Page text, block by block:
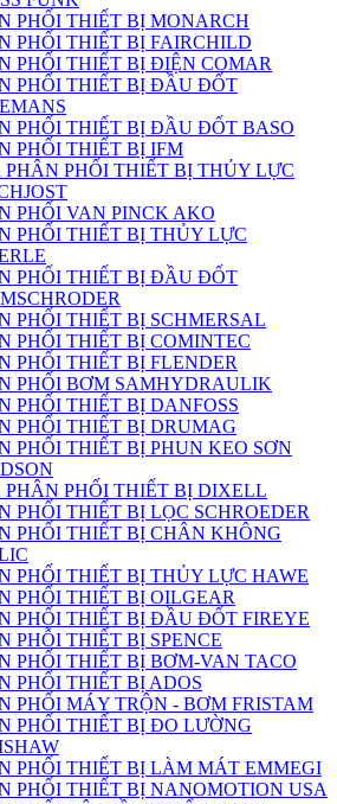
PHỐI THIẾT BỊ MONARCH
PHỐI THIẾT BỊ FAIRCHILD
PHỐI THIẾT BỊ ĐIỆN COMAR
PHỐI THIẾT BỊ ĐẦU ĐỐT
PHỐI THIẾT BỊ ĐẦU ĐỐT BASO
PHỐI THIẾT BỊ IFM
PHÂN PHỐI THIẾT BỊ THỦY LỰC
PHỐI VAN PINCK AKO
PHỐI THIẾT BỊ THỦY LỰC
PHỐI THIẾT BỊ ĐẦU ĐỐT
PHỐI THIẾT BỊ SCHMERSAL
PHỐI THIẾT BỊ COMINTEC
PHỐI THIẾT BỊ FLENDER
PHỐI BƠM SAMHYDRAULIK
PHỐI THIẾT BỊ DANFOSS
PHỐI THIẾT BỊ DRUMAG
PHỐI THIẾT BỊ PHUN KEO SƠN
PHÂN PHỐI THIẾT BỊ DIXELL
PHỐI THIẾT BỊ LỌC SCHROEDER
PHỐI THIẾT BỊ CHÂN KHÔNG
PHỐI THIẾT BỊ THỦY LỰC HAWE
PHỐI THIẾT BỊ OILGEAR
PHỐI THIẾT BỊ ĐẦU ĐỐT FIREYE
PHỖI THIẾT BỊ SPENCE
PHỐI THIẾT BỊ BƠM-VAN TACO
PHỐI THIẾT BỊ ADOS
PHỐI MÁY TRỘN - BƠM FRISTAM
PHỐI THIẾT BỊ ĐO LƯỜNG
PHỐI THIẾT BỊ LÀM MÁT EMMEGI
PHỐI THIẾT BỊ NANOMOTION USA